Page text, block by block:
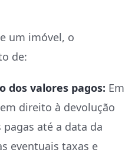
um imóvel, o
de:
dos valores pagos: Em
direito à devolução
até a data da
eventuais taxas e